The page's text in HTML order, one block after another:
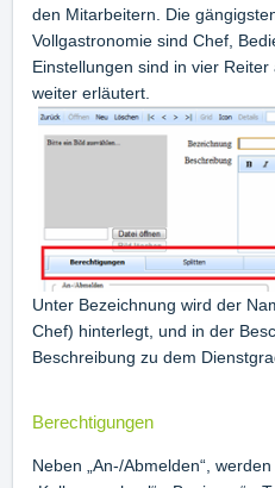
den Mitarbeitern. Die
Vollgastronomie sind Chef,
Einstellungen sind in vier
weiter erläutert.
Unter Bezeichnung wird der
Chef) hinterlegt, und in der
Beschreibung zu dem
Berechtigungen
Neben „An-/Abmelden“,